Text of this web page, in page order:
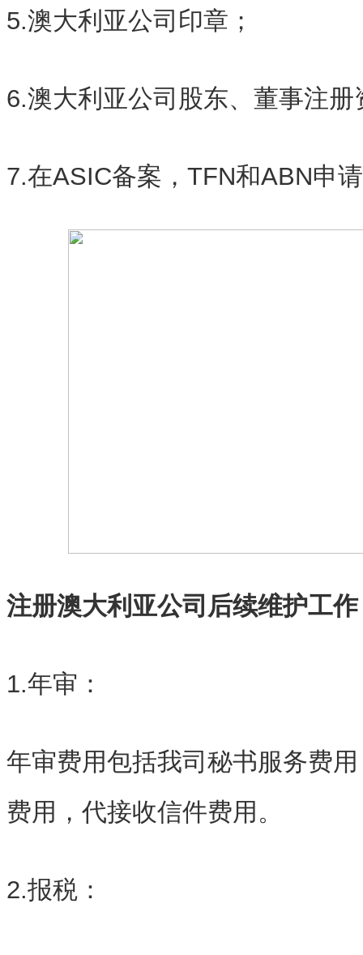
5.澳大利亚公司印章；
6.澳大利亚公司股东、董事注
7.在ASIC备案，TFN和ABN申
注册澳大利亚公司后续维护工作
1.年审：
年审费用包括我司秘书服务费
费用，代接收信件费用。
2.报税：